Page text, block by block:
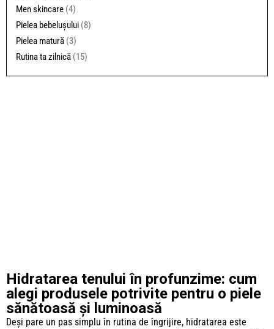
Men skincare (4)
Pielea bebelușului (8)
Pielea matură (3)
Rutina ta zilnică (15)
Hidratarea tenului în profunzime: cum
alegi produsele potrivite pentru o piele
sănătoasă și luminoasă
Deși pare un pas simplu în rutina de îngrijire, hidratarea este